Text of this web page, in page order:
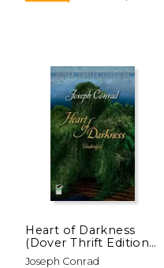
Heart of Darkness
(Dover Thrift Editions)
(en Inglés)
Joseph Conrad